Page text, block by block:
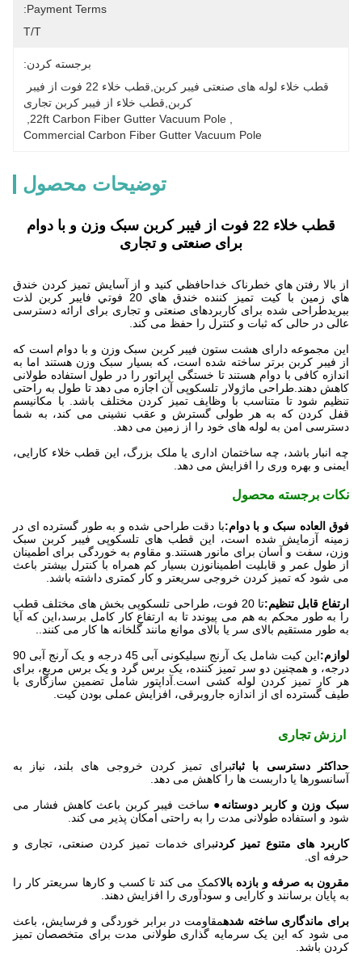
Payment Terms:
T/T
برجسته کردن:
کربن,قطب خلاء از فیبر کربن تجاری
22ft Carbon Fiber Gutter Vacuum Pole
Commercial Carbon Fiber Gutter Vacuum Pole
توضیحات محصول
قطب خلاء 22 فوت از فیبر کربن سبک وزن و با دوام
برای صنعتی و تجاری
از بالا رفتن هاي خطرناک خداحافظي کنيد و از آسايش تميز کردن خندق
هاي زمين با کيت تميز کننده خندق هاي 20 فوتي فايبر کربن لذت
ببريدطراحی شده برای کاربردهای صنعتی و تجاری برای ارائه دسترسی
عالی در حالی که ثبات و کنترل را حفظ می کند.
این مجموعه دارای هشت ستون فیبر کربن سبک وزن و با دوام است که
از فیبر کربن برتر ساخته شده است، که بسیار سبک وزن هستند اما به
اندازه کافی با دوام هستند تا خستگی اپراتور را در طول استفاده طولانی
کاهش دهند.طراحی ماژولار تلسکوپی آن اجازه می دهد تا طول به راحتی
تنظیم شود تا متناسب با وظایف تمیز کردن مختلف باشد. با مکانیسم
قفل کردن که به هر طولی گسترش و عقب نشینی می کند، به شما
دسترسی امن به لوله های خود را از زمین می دهد.
چه انبار باشد، چه ساختمان اداری یا ملک بزرگ، این قطب خلاء کارایی،
ایمنی و بهره وری را افزایش می دهد.
نکات برجسته محصول
فوق العاده سبک و با دوام:با دقت طراحی شده و به طور گسترده ای در
زمینه آزمایش شده است، این قطب های تلسکوپی فیبر کربن سبک
وزن، سفت و آسان برای مانور هستند.و مقاوم به خوردگی برای اطمینان
از طول عمر و قابلیت اطمینانوزن بسیار کم همراه با کنترل بیشتر باعث
می شود که تمیز کردن خروجی سریعتر و کار کمتری داشته باشد.
ارتفاع قابل تنظیم:
تا 20 فوت، طراحی تلسکوپی بخش های مختلف قطب
را به طور محکم به هم می پیوندد تا به ارتفاع کار کامل برسد،این که آیا
به طور مستقیم بالای سر یا بالای موانع مانند گلخانه ها کار می کنند..
لوازم:
این کیت شامل یک آرنج سیلیکونی آبی 45 درجه و یک آرنج آبی 90
درجه، و همچنین دو سر تمیز کننده، یک برس گرد و یک برس مربع، برای
هر کار تمیز کردن لوله کشی است.آداپتور شامل تضمین سازگاری با
طیف گسترده ای از اندازه جاروبرقی، افزایش عملی بودن کیت.
ارزش تجاری
حداکثر دسترسی با ثباتبرای تمیز کردن خروجی های بلند، نیاز به
آسانسورها یا داربست ها را کاهش می دهد.
سبک وزن و کاربر دوستانه● ساخت فیبر کربن باعث کاهش فشار می
شود و استفاده طولانی مدت را به راحتی امکان پذیر می کند.
کاربرد های متنوع تمیز کردنبرای خدمات تمیز کردن صنعتی، تجاری و
حرفه ای.
مقرون به صرفه و بازده بالاکمک می کند تا کسب و کارها سریعتر کار را
به پایان برسانند و کارایی و سودآوری را افزایش دهند.
برای ماندگاری ساخته شدهمقاومت در برابر خوردگی و فرسایش، باعث
می شود که این یک سرمایه گذاری طولانی مدت برای متخصصان تمیز
کردن باشد.